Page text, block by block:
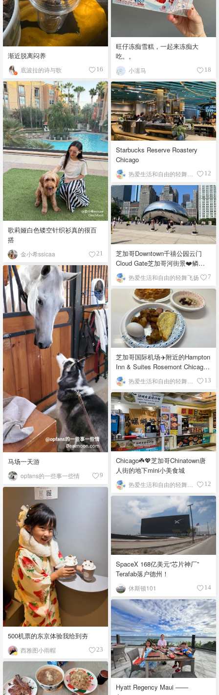
旺仔冻痴雪糕，一起来冻痴大
吃。。
小濡马 18
渐近脱离闷养
底波拉的诗与歌 16
歌莉娅白色镂空针织衫真的很百
搭
金小希ssicaa 21
Starbucks Reserve Roastery
Chicago
12
芝加哥Downtown千禧公园云门
Cloud Gate芝加哥河街景❤️鳞次
栉比的高楼
热爱生活和自由的轻舞飞扬 7
马场一天游
opfans的一些事一些情 9
芝加哥国际机场✈️附近的Hampton
Inn & Suites Rosemont Chicago
O'Hare自助早餐
13
Chicago☘️💖芝加哥Chinatown唐
人街的地下mini小美食城
12
500机票的东京体验我给到夯
西雅图小雨帽 23
SpaceX 168亿美元“芯片神厂”
Terafab落户德州！
休斯顿101 14
Hyatt Regency Maui ——